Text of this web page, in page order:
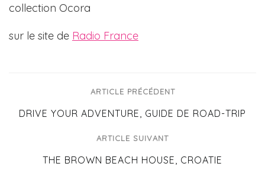
collection Ocora
sur le site de Radio France
ARTICLE PRÉCÉDENT
DRIVE YOUR ADVENTURE, GUIDE DE ROAD-TRIP
ARTICLE SUIVANT
THE BROWN BEACH HOUSE, CROATIE